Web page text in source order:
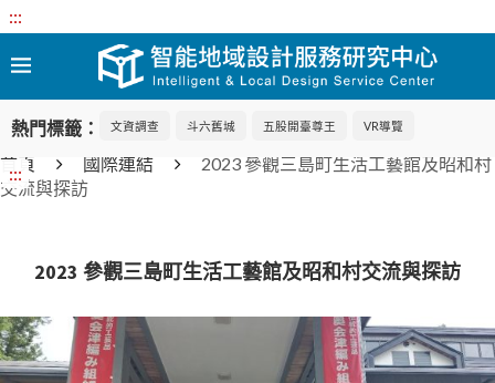
:::
熱門標籤： 文資調查 斗六舊城 五股開臺尊王 VR導覽
:::
首頁 國際連結
2023 參觀三島町生活工藝館及昭和村
交流與探訪
2023 參觀三島町生活工藝館及昭和村交流與探訪